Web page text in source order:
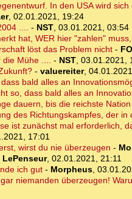
In den USA wird
, 02.01.2021, 19:24
.... - NST, 03.01.2021, 03:54
hat, WER hier "zahlen"
löst das Problem nicht-
die Mühe .... - NST, 03.01.2021,
- valuereiter,
bald alles an
so, dass bald alles an
dauern, bis die reichste
des Richtungskampfes, der in
ist zunächst mal erforderlich,
17:01
wirst du nie überzeugen -
LePenseur, 02.01.2021, 21:11
ich gut- Morpheus,
niemanden überzeugen!